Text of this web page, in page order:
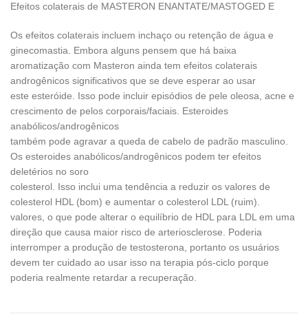
Efeitos colaterais de MASTERON ENANTATE/MASTOGED E
Os efeitos colaterais incluem inchaço ou retenção de água e
ginecomastia. Embora alguns pensem que há baixa
aromatização com Masteron ainda tem efeitos colaterais
androgênicos significativos que se deve esperar ao usar
este esteróide. Isso pode incluir episódios de pele oleosa, acne e
crescimento de pelos corporais/faciais. Esteroides
anabólicos/androgênicos
também pode agravar a queda de cabelo de padrão masculino.
Os esteroides anabólicos/androgênicos podem ter efeitos
deletérios no soro
colesterol. Isso inclui uma tendência a reduzir os valores de
colesterol HDL (bom) e aumentar o colesterol LDL (ruim).
valores, o que pode alterar o equilíbrio de HDL para LDL em uma
direção que causa maior risco de arteriosclerose. Poderia
interromper a produção de testosterona, portanto os usuários
devem ter cuidado ao usar isso na terapia pós-ciclo porque
poderia realmente retardar a recuperação.